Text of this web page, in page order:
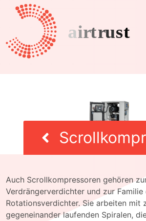
Auch Scrollkompressoren gehören
Verdrängerverdichter und zur Familie
Rotationsverdichter. Sie arbeiten mit
gegeneinander laufenden Spiralen,